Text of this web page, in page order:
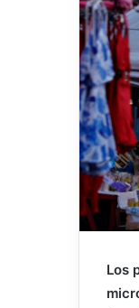
Los